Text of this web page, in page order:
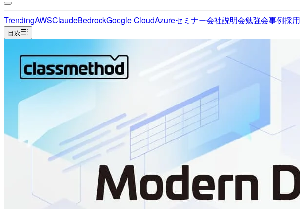
TrendingAWSClaudeBedrockGoogle CloudAzureセミナー会社説明会勉強会事例採用
目次